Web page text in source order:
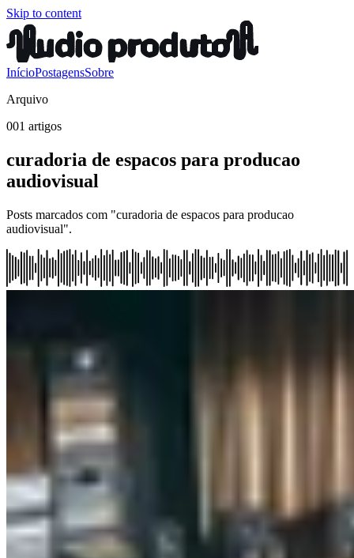
Skip to content
InícioPostagensSobre
Arquivo
001 artigos
curadoria de espacos para producao
audiovisual
Posts marcados com "curadoria de espacos para producao
audiovisual".